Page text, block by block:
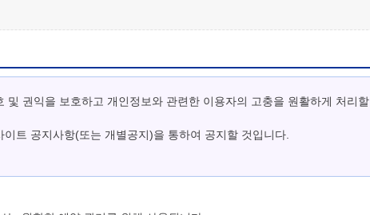
권익을 보호하고 개인정보와 관련한 이용자의 고충을 원활하게 처리할
트 공지사항(또는 개별공지)을 통하여 공지할 것입니다.